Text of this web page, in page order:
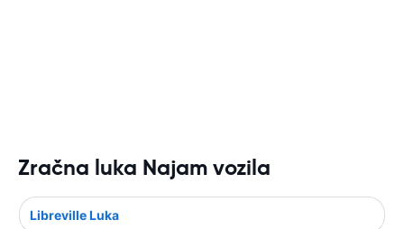
Zračna luka Najam vozila
Libreville Luka